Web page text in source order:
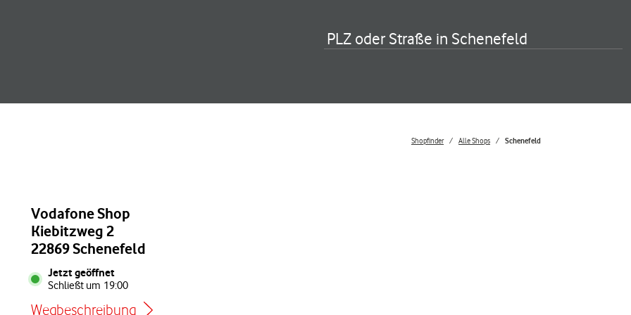
PLZ oder Straße in Schenefeld
Shopfinder Alle Shops Schenefeld
Vodafone Shop
Kiebitzweg 2
22869 Schenefeld
Jetzt geöffnet
Schließt um 19:00
Wegbeschreibung